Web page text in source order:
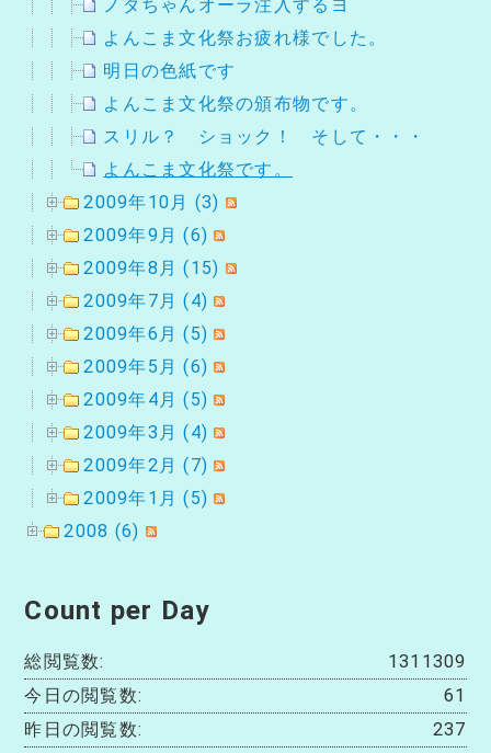
ノダちゃんオーラ注入するヨ
よんこま文化祭お疲れ様でした。
明日の色紙です
よんこま文化祭の頒布物です。
スリル？ ショック！ そして・・・
よんこま文化祭です。
2009年10月 (3)
2009年9月 (6)
2009年8月 (15)
2009年7月 (4)
2009年6月 (5)
2009年5月 (6)
2009年4月 (5)
2009年3月 (4)
2009年2月 (7)
2009年1月 (5)
2008 (6)
Count per Day
1311309
総閲覧数:
61
今日の閲覧数:
237
昨日の閲覧数: